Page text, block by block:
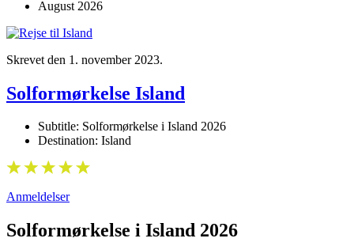
August 2026
Skrevet den 1. november 2023.
Solformørkelse Island
Subtitle: Solformørkelse i Island 2026
Destination: Island
Anmeldelser
Solformørkelse i Island 2026